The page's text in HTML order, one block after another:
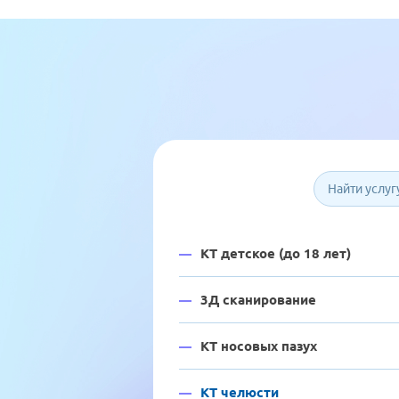
КТ детское (до 18 лет)
3Д сканирование
КТ носовых пазух
КТ челюсти